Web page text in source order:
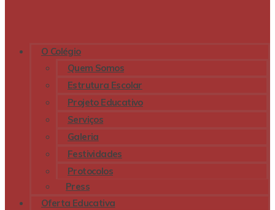
O Colégio
Quem Somos
Estrutura Escolar
Projeto Educativo
Serviços
Galeria
Festividades
Protocolos
Press
Oferta Educativa